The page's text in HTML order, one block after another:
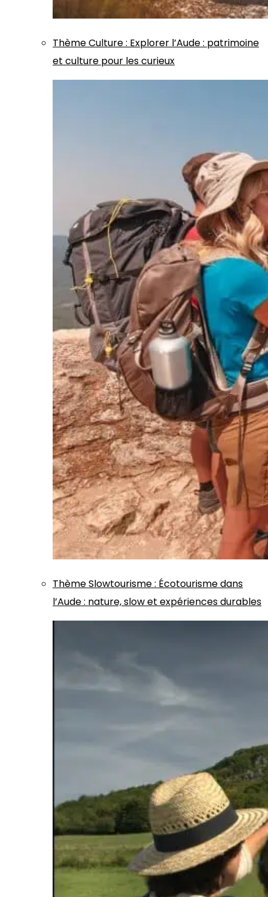
ThèmeCulture: Explorer l’Aude : patrimoine
et culture pour les curieux
ThèmeSlowtourisme: Écotourisme dans
l’Aude : nature, slow et expériences durables